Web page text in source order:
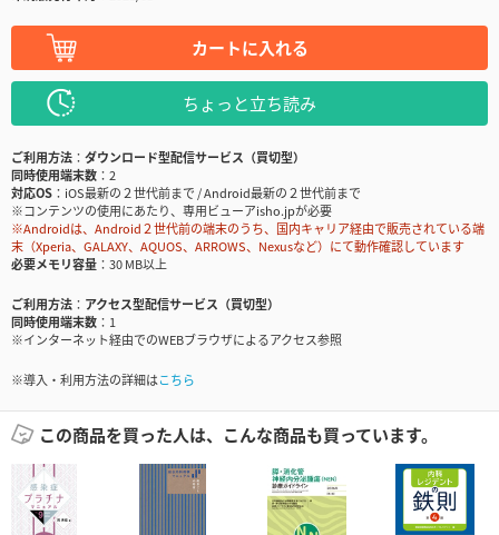
カートに入れる
ちょっと立ち読み
ご利用方法
ダウンロード型配信サービス（買切型）
同時使用端末数
2
対応OS
iOS最新の２世代前まで / Android最新の２世代前まで
※コンテンツの使用にあたり、専用ビューアisho.jpが必要
※Androidは、Android２世代前の端末のうち、国内キャリア経由で販売されている端
末（Xperia、GALAXY、AQUOS、ARROWS、Nexusなど）にて動作確認しています
必要メモリ容量
30 MB以上
ご利用方法
アクセス型配信サービス（買切型）
同時使用端末数
1
※インターネット経由でのWEBブラウザによるアクセス参照
※導入・利用方法の詳細はこちら
この商品を買った人は、こんな商品も買っています。